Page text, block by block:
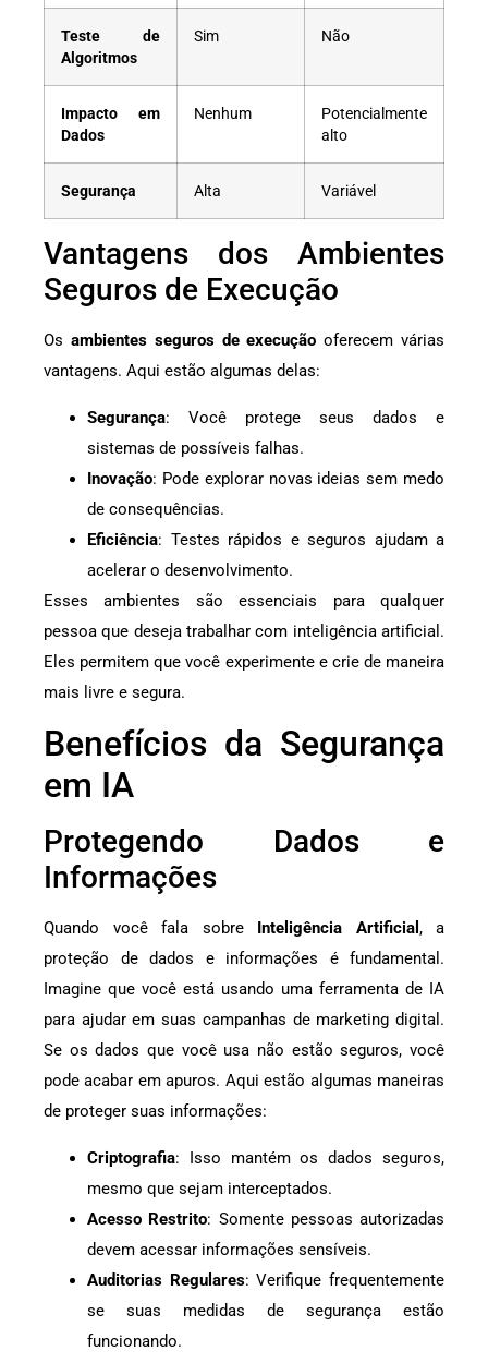
Teste de
Algoritmos
Sim Não
Impacto em
Dados
Nenhum
Potencialmente
alto
Segurança Alta Variável
Vantagens dos Ambientes
Seguros de Execução
Os ambientes seguros de execução oferecem várias
vantagens. Aqui estão algumas delas:
Segurança: Você protege seus dados e
sistemas de possíveis falhas.
Inovação: Pode explorar novas ideias sem medo
de consequências.
Eficiência: Testes rápidos e seguros ajudam a
acelerar o desenvolvimento.
Esses ambientes são essenciais para qualquer
pessoa que deseja trabalhar com inteligência artificial.
Eles permitem que você experimente e crie de maneira
mais livre e segura.
Benefícios da Segurança
em IA
Protegendo Dados e
Informações
Quando você fala sobre Inteligência Artificial , a
proteção de dados e informações é fundamental.
Imagine que você está usando uma ferramenta de IA
para ajudar em suas campanhas de marketing digital.
Se os dados que você usa não estão seguros, você
pode acabar em apuros. Aqui estão algumas maneiras
de proteger suas informações:
Criptografia: Isso mantém os dados seguros,
mesmo que sejam interceptados.
Acesso Restrito: Somente pessoas autorizadas
devem acessar informações sensíveis.
Auditorias Regulares: Verifique frequentemente
se suas medidas de segurança estão
funcionando.